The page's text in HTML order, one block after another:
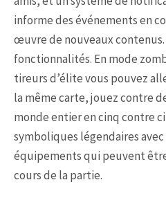
informe des événements en
œuvre de nouveaux contenus.
fonctionnalités. En mode
tireurs d’élite vous pouvez
la même carte, jouez contre
monde entier en cinq contre
symboliques légendaires
équipements qui peuvent
cours de la partie.